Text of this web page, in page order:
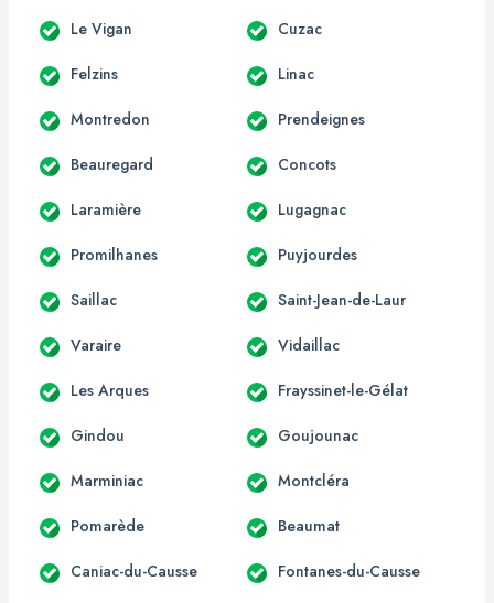
Le Vigan Cuzac
Felzins Linac
Montredon Prendeignes
Beauregard Concots
Laramière Lugagnac
Promilhanes Puyjourdes
Saillac Saint-Jean-de-Laur
Varaire Vidaillac
Les Arques Frayssinet-le-Gélat
Gindou Goujounac
Marminiac Montcléra
Pomarède Beaumat
Caniac-du-Causse Fontanes-du-Causse